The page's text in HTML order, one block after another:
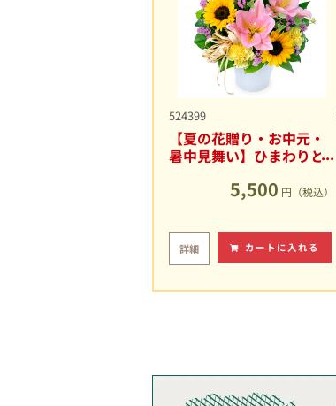
524399
【夏の花贈り・お中元・
暑中見舞い】ひまわりと
5,500 円（税込）
詳細 カートに入れる